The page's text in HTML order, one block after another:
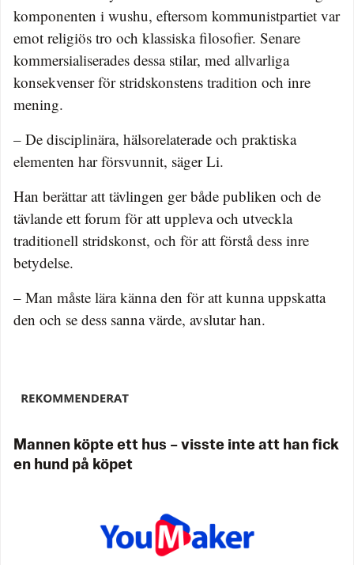
komponenten i wushu, eftersom kommunistpartiet var
emot religiös tro och klassiska filosofier. Senare
kommersialiserades dessa stilar, med allvarliga
konsekvenser för stridskonstens tradition och inre
mening.
– De disciplinära, hälsorelaterade och praktiska
elementen har försvunnit, säger Li.
Han berättar att tävlingen ger både publiken och de
tävlande ett forum för att uppleva och utveckla
traditionell stridskonst, och för att förstå dess inre
betydelse.
– Man måste lära känna den för att kunna uppskatta
den och se dess sanna värde, avslutar han.
Mannen köpte ett hus – visste inte att han fick
en hund på köpet